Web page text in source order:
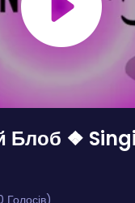
Блоб ❖